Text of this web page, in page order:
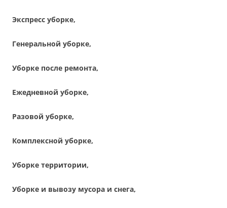
Экспресс уборке,
Генеральной уборке,
Уборке после ремонта,
Ежедневной уборке,
Разовой уборке,
Комплексной уборке,
Уборке территории,
Уборке и вывозу мусора и снега,